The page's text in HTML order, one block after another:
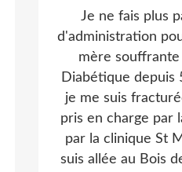
Je ne fais plus
d'administration
mère
Diabétique depuis
je me suis
pris en charge par
par la clinique St
suis allée au Bois